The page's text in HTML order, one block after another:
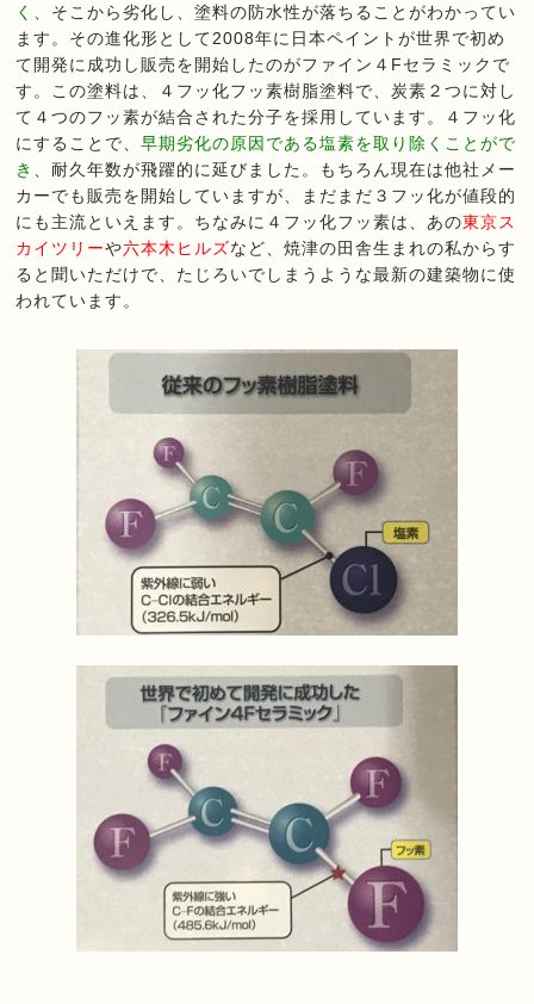
く
、そこから劣化し、塗料の防水性が落ちることがわかってい
ます。その進化形として2008年に日本ペイントが世界で初め
て開発に成功し販売を開始したのがファイン４ Fセラミックで
す。この塗料は、４フッ化フッ素樹脂塗料で、炭素２つに対し
て４つのフッ素が結合された分子を採用しています。４フッ化
にすることで、早期劣化の原因である塩素を取り除くことがで
き
、耐久年数が飛躍的に延びました。もちろん現在は他社メー
カーでも販売を開始していますが、まだまだ３フッ化が値段的
にも主流といえます。ちなみに４フッ化フッ素は、あの東京ス
カイツリーや六本木ヒルズなど、焼津の田舎生まれの私からす
ると聞いただけで、たじろいでしまうような最新の建築物に使
われています。